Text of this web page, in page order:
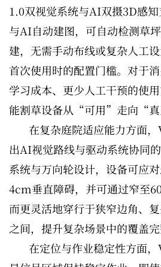
1.0双视觉系统与AI双摄3D感
与AI自动建图，可自动检测草
建，无需手动布线或复杂人工
首次使用时的配置门槛。对于
学习成本、更少人工干预的使
能割草设备从“可用”走向“真
在复杂庭院适应能力方面
出AI视觉路线与驱动系统协同
系统与万向轮设计，设备可应
4cm垂直障碍，并可通过窄至
而更灵活地穿行于狭窄边角、
之间，提升复杂场景中的覆盖完
在定位与作业稳定性方面